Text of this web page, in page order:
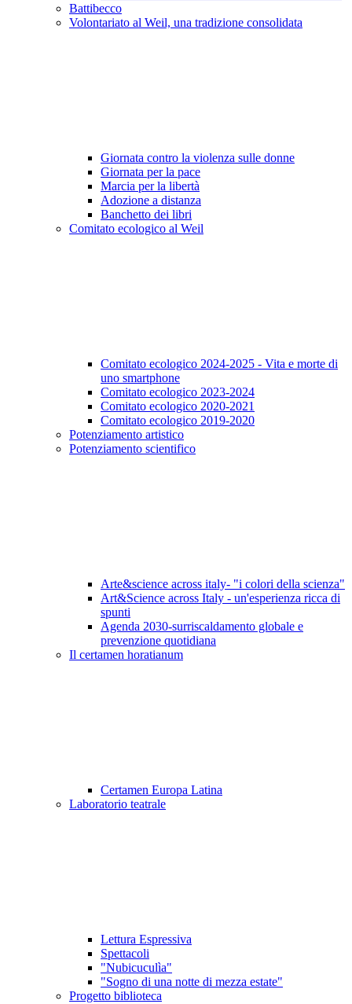
Battibecco
Volontariato al Weil, una tradizione consolidata
Giornata contro la violenza sulle donne
Giornata per la pace
Marcia per la libertà
Adozione a distanza
Banchetto dei libri
Comitato ecologico al Weil
Comitato ecologico 2024-2025 - Vita e morte di
uno smartphone
Comitato ecologico 2023-2024
Comitato ecologico 2020-2021
Comitato ecologico 2019-2020
Potenziamento artistico
Potenziamento scientifico
Arte&science across italy- "i colori della scienza"
Art&Science across Italy - un'esperienza ricca di
spunti
Agenda 2030-surriscaldamento globale e
prevenzione quotidiana
Il certamen horatianum
Certamen Europa Latina
Laboratorio teatrale
Lettura Espressiva
Spettacoli
"Nubicuculìa"
"Sogno di una notte di mezza estate"
Progetto biblioteca